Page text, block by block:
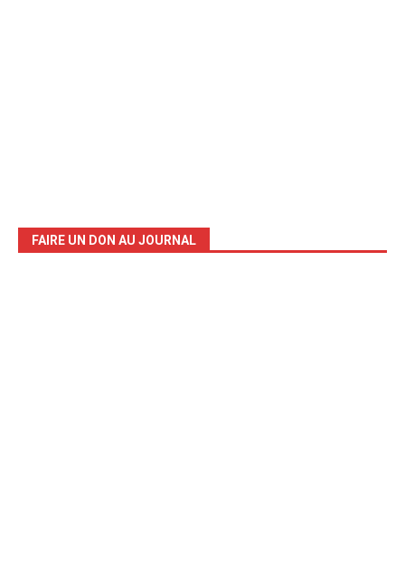
FAIRE UN DON AU JOURNAL